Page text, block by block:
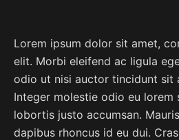
Lorem ipsum dolor sit amet,
elit. Morbi eleifend ac ligula
odio ut nisi auctor tincidunt sit
Integer molestie odio eu lorem
lobortis justo accumsan.
dapibus rhoncus id eu dui.